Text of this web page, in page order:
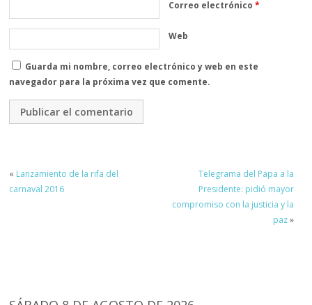
Correo electrónico*
Web
Guarda mi nombre, correo electrónico y web en este
navegador para la próxima vez que comente.
« Lanzamiento de la rifa del
carnaval 2016
Telegrama del Papa a la
Presidente: pidió mayor
compromiso con la justicia y la
paz»